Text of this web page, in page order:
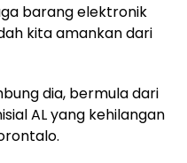
barang elektronik
kita amankan dari
dia, bermula dari
AL yang kehilangan